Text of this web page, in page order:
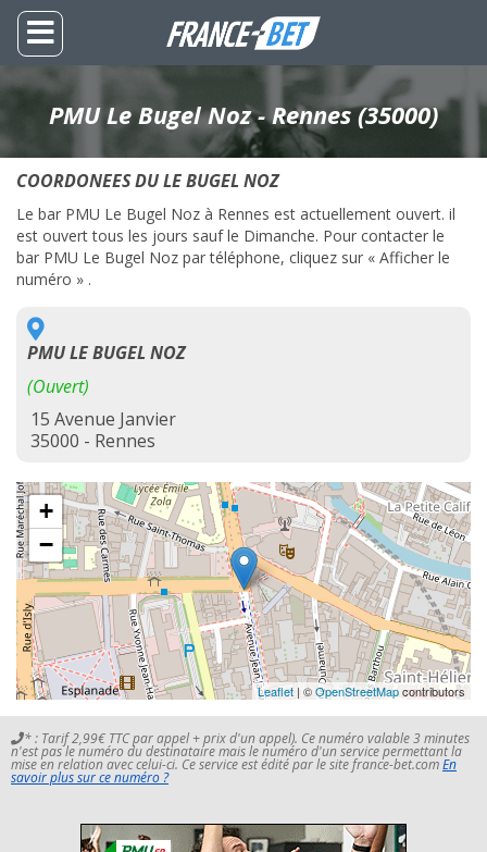
PMU Le Bugel Noz - Rennes (35000)
COORDONEES DU LE BUGEL NOZ
Le bar PMU Le Bugel Noz à Rennes est actuellement ouvert. il
est ouvert tous les jours sauf le Dimanche. Pour contacter le
bar PMU Le Bugel Noz par téléphone, cliquez sur « Afficher le
numéro » .
PMU LE BUGEL NOZ
(Ouvert)
15 Avenue Janvier
35000 - Rennes
+
−
Leaflet | ©OpenStreetMapcontributors
* : Tarif 2,99€ TTC par appel + prix d'un appel). Ce numéro valable 3 minutes
n'est pas le numéro du destinataire mais le numéro d'un service permettant la
mise en relation avec celui-ci. Ce service est édité par le site france-bet.comEn
savoir plus sur ce numéro ?